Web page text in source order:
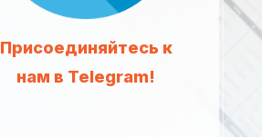
Присоединяйтесь к
нам в Telegram!